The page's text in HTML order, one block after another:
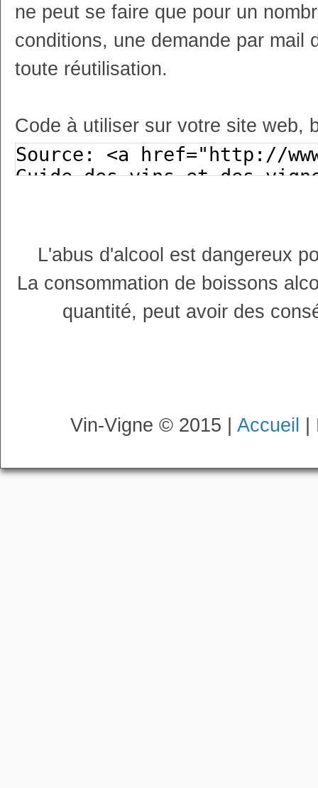
ne peut se faire que pour un
conditions, une demande par mail
toute réutilisation.
Code à utiliser sur votre site web,
L'abus d'alcool est dangereux
La consommation de boissons
quantité, peut avoir des
Vin-Vigne © 2015 | Accueil